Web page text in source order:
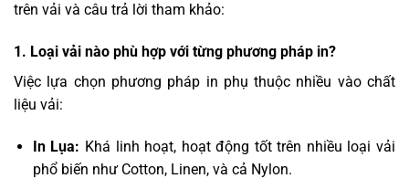
trên vải và câu trả lời tham khảo:
1. Loại vải nào phù hợp với từng phương pháp in?
Việc lựa chọn phương pháp in phụ thuộc nhiều vào chất
liệu vải:
In Lụa: Khá linh hoạt, hoạt động tốt trên nhiều loại vải
phổ biến như Cotton, Linen, và cả Nylon.